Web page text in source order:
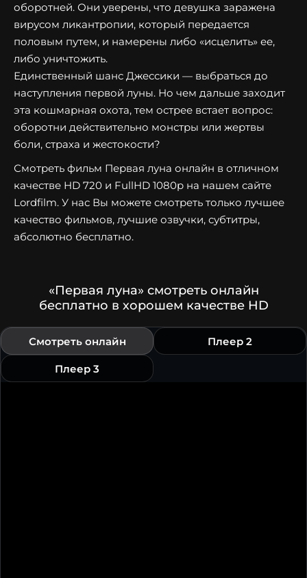
оборотней. Они уверены, что девушка заражена
вирусом ликантропии, который передается
половым путем, и намерены либо «исцелить» ее,
либо уничтожить.
Единственный шанс Джессики — выбраться до
наступления первой луны. Но чем дальше заходит
эта кошмарная охота, тем острее встает вопрос:
оборотни действительно монстры или жертвы
боли, страха и жестокости?
Смотреть фильм Первая луна онлайн в отличном
качестве HD 720 и FullHD 1080p на нашем сайте
Lordfilm. У нас Вы можете смотреть только лучшее
качество фильмов, лучшие озвучки, субтитры,
абсолютно бесплатно.
«Первая луна» смотреть онлайн
бесплатно в хорошем качестве HD
Смотреть онлайн Плеер 2
Плеер 3